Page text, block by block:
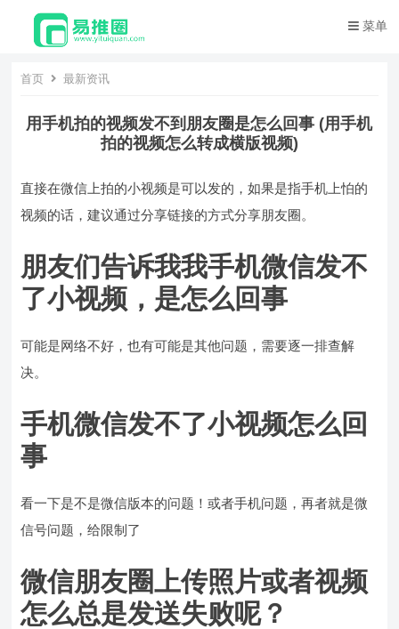
菜单
首页 最新资讯
用手机拍的视频发不到朋友圈是怎么回事 (用手机
拍的视频怎么转成横版视频)
直接在微信上拍的小视频是可以发的，如果是指手机上怕的
视频的话，建议通过分享链接的方式分享朋友圈。
朋友们告诉我我手机微信发不
了小视频，是怎么回事
可能是网络不好，也有可能是其他问题，需要逐一排查解
决。
手机微信发不了小视频怎么回
事
看一下是不是微信版本的问题！或者手机问题，再者就是微
信号问题，给限制了
微信朋友圈上传照片或者视频
怎么总是发送失败呢？